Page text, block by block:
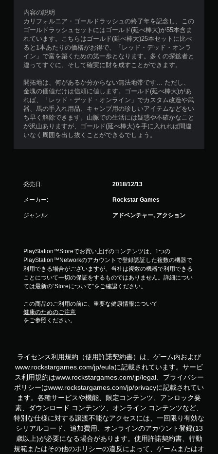
内容の説明
カリフォルニア・ゴールドラッシュの終了年を記念し、この
ゴールドラッシュセットにはゴールド(延べ棒大)が55本含ま
れています。こちらはゴールド(延べ棒大)25本セットに比べ
ると1本あたりの価格がお得で、「レッド・デッド・オンラ
イン」で富を築くための第一歩となります。多くの探鉱者と
違ってすぐに、そして確実に財を成すことができます。
開拓地は、何があるか分からない無法地帯です… ただし、
金塊の価値だけは信頼に値します。ゴールド(延べ棒大)があ
れば、「レッド・デッド・オンライン」でカスタム改造や武
器、馬の手入れ用品、キャンプ用の珍しいアイテムなどをい
ち早く解除できます。山脈での生活には疑惑や不確かなこと
が沢山ありますが、ゴールド(延べ棒大)を手に入れれば間違
いなく周囲を出し抜くことができるでしょう。
発売日: 2018/12/13
メーカー: Rockstar Games
ジャンル: アドベンチャー, アクション
PlayStation™Storeでお買い上げのコンテンツは、1つの
PlayStation™Networkのアカウントで登録認証した複数の機器で
利用できる場合がございますが、当社は複数の機器で利用できる
ことについて一切の保証をするものではありません。詳細につい
ては最新の“Storeについて”をご確認ください。
この商品のご利用の前に、重要な健康情報について
健康のためのご注意
をご参照ください。
ライセンス利用規約（使用許諾契約書）は、ゲーム内および
www.rockstargames.com/jp/eulaに記載されています。サービ
ス利用規約はwww.rockstargames.com/jp/legal、プライバシー
ポリシーはwww.rockstargames.com/jp/privacyに記載されてい
ます。各種サービスや機能、限定コンテンツ、アンロック要
素、ダウンロード コンテンツ、オンライン コンテンツなど、
特別な仕様に対する譲渡不能なアクセスには、一回限り有効な
シリアルコード、追加費用、オンラインのアカウント登録(13
歳以上)が必要になる場合があります。使用許諾契約書、行動
規範またはその他のポリシーの違反によって、ゲームまたはオ